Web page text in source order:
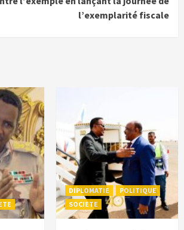
l’exemplarité fiscale
DIPLOMATIE
POLITIQUE
SOCIETE